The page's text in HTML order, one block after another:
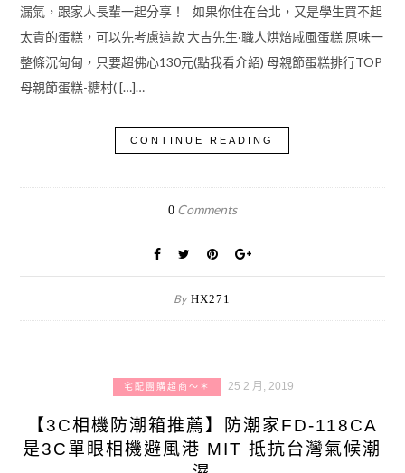
漏氣，跟家人長輩一起分享！ 如果你住在台北，又是學生買不起
太貴的蛋糕，可以先考慮這款 大吉先生·職人烘焙戚風蛋糕 原味一
整條沉甸甸，只要超佛心130元(點我看介紹) 母親節蛋糕排行TOP
母親節蛋糕-糖村( […]…
CONTINUE READING
0Comments
By HX271
宅配團購超商～＊ 25 2 月, 2019
【3C相機防潮箱推薦】防潮家FD-118CA
是3C單眼相機避風港 MIT 抵抗台灣氣候潮